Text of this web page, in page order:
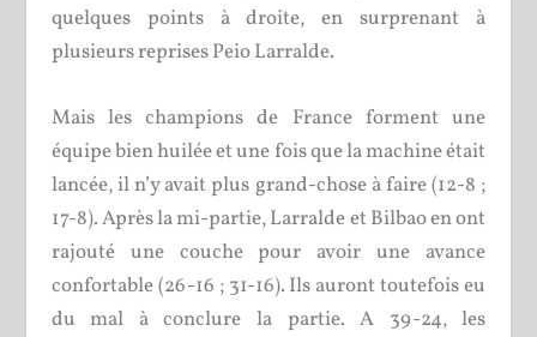
quelques points à droite, en surprenant à
plusieurs reprises Peio Larralde.
Mais les champions de France forment une
équipe bien huilée et une fois que la machine était
lancée, il n’y avait plus grand-chose à faire (12-8 ;
17-8). Après la mi-partie, Larralde et Bilbao en ont
rajouté une couche pour avoir une avance
confortable (26-16 ; 31-16). Ils auront toutefois eu
du mal à conclure la partie. A 39-24, les